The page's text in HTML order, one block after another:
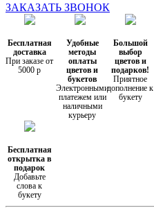
ЗАКАЗАТЬ ЗВОНОК
Бесплатная
доставка
При заказе от
5000 р
Удобные
методы
оплаты
цветов и
букетов
Электронными
платежем или
наличными
курьеру
Большой
выбор
цветов и
подарков!
Приятное
дополнение к
букету
Бесплатная
открытка в
подарок
Добавьте
слова к
букету